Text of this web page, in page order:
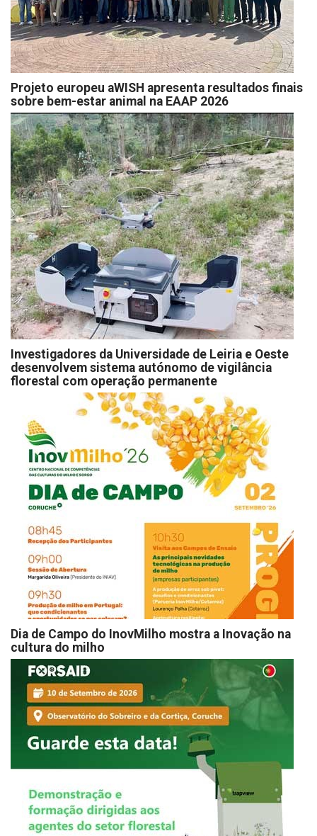
Projeto europeu aWISH apresenta resultados finais
sobre bem-estar animal na EAAP 2026
Investigadores da Universidade de Leiria e Oeste
desenvolvem sistema autónomo de vigilância
florestal com operação permanente
Dia de Campo do InovMilho mostra a Inovação na
cultura do milho